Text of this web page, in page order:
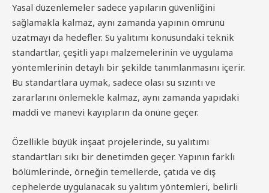
Yasal düzenlemeler sadece yapıların güvenliğini
sağlamakla kalmaz, aynı zamanda yapının ömrünü
uzatmayı da hedefler. Su yalıtımı konusundaki teknik
standartlar, çeşitli yapı malzemelerinin ve uygulama
yöntemlerinin detaylı bir şekilde tanımlanmasını içerir.
Bu standartlara uymak, sadece olası su sızıntı ve
zararlarını önlemekle kalmaz, aynı zamanda yapıdaki
maddi ve manevi kayıpların da önüne geçer.
Özellikle büyük inşaat projelerinde, su yalıtımı
standartları sıkı bir denetimden geçer. Yapının farklı
bölümlerinde, örneğin temellerde, çatıda ve dış
cephelerde uygulanacak su yalıtım yöntemleri, belirli